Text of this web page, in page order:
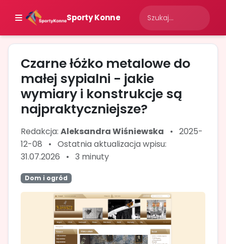
Sporty Konne
Czarne łóżko metalowe do
małej sypialni - jakie
wymiary i konstrukcje są
najpraktyczniejsze?
Redakcja: Aleksandra Wiśniewska • 2025-
12-08
• Ostatnia aktualizacja wpisu:
31.07.2026
• 3 minuty
Dom i ogród